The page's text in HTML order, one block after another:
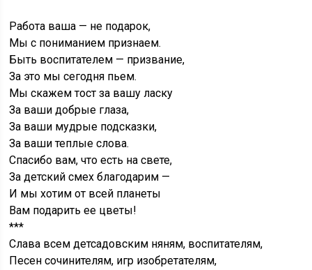
Работа ваша — не подарок,
Мы с пониманием признаем.
Быть воспитателем — призвание,
За это мы сегодня пьем.
Мы скажем тост за вашу ласку
За ваши добрые глаза,
За ваши мудрые подсказки,
За ваши теплые слова.
Спасибо вам, что есть на свете,
За детский смех благодарим —
И мы хотим от всей планеты
Вам подарить ее цветы!
***
Слава всем детсадовским няням, воспитателям,
Песен сочинителям, игр изобретателям,